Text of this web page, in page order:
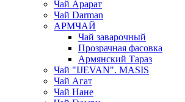
Чай Арарат
Чай Darman
АРМЧАЙ
Чай заварочный
Прозрачная фасовка
Армянский Тараз
Чай "IJEVAN". MASIS
Чай Агат
Чай Нане